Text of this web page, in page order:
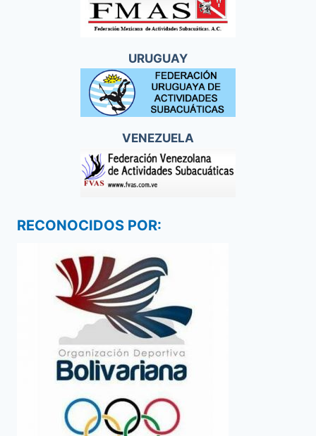
URUGUAY
VENEZUELA
RECONOCIDOS POR: